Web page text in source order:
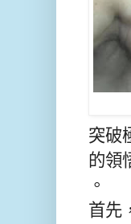
突破
的領
。
首先